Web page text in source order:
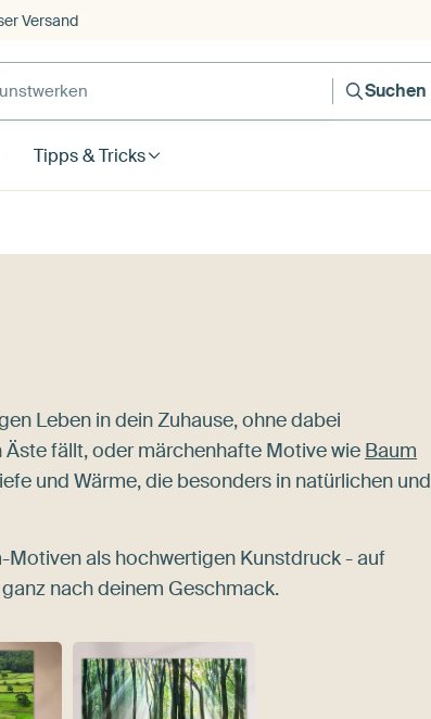
Versand
Suchen
Tipps & Tricks
Leben in dein Zuhause, ohne dabei
fällt, oder märchenhafte Motive wie Baum
und Wärme, die besonders in natürlichen und
als hochwertigen Kunstdruck - auf
nach deinem Geschmack.